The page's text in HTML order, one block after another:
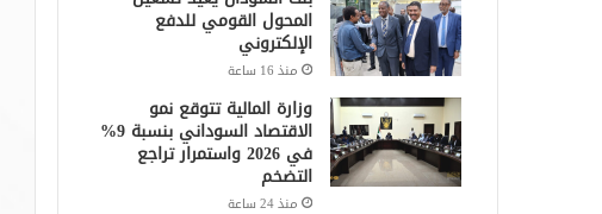
المحول القومي للدفع
الإلكتروني
منذ 16 ساعة
وزارة المالية تتوقع نمو
الاقتصاد السوداني بنسبة 9%
في 2026 واستمرار تراجع
التضخم
منذ 24 ساعة